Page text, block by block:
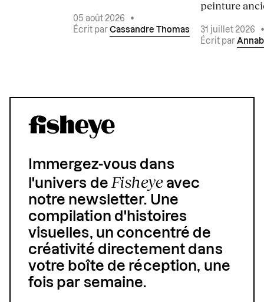
05 août 2026
•
Écrit par Cassandre Thomas
peinture
31 juillet 2026
Écrit par
Immergez-vous dans
l'univers deFisheyeavec
notre newsletter. Une
compilation d'histoires
visuelles, un concentré de
créativité directement dans
votre boîte de réception, une
fois par semaine.